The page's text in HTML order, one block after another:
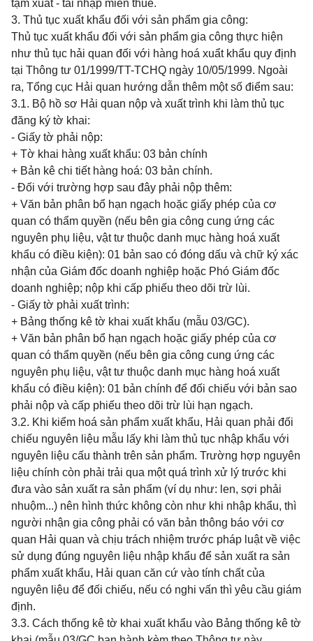
tạm xuất - tái nhập miễn thuế.
3. Thủ tục xuất khẩu đối với sản phẩm gia công:
Thủ tục xuất khẩu đối với sản phẩm gia công thực hiện
như thủ tục hải quan đối với hàng hoá xuẩt khẩu quy định
tại Thông tư 01/1999/TT-TCHQ ngày 10/05/1999. Ngoài
ra, Tổng cục Hải quan hướng dẫn thêm một số điểm sau:
3.1. Bộ hồ sơ Hải quan nộp và xuất trình khi làm thủ tục
đăng ký tờ khai:
- Giấy tờ phải nộp:
+ Tờ khai hàng xuất khẩu: 03 bản chính
+ Bản kê chi tiết hàng hoá: 03 bản chính.
- Đối với trường hợp sau đây phải nộp thêm:
+ Văn bản phân bổ hạn ngạch hoặc giấy phép của cơ
quan có thẩm quyền (nếu bên gia công cung ứng các
nguyên phụ liệu, vật tư thuộc danh mục hàng hoá xuất
khẩu có điều kiện): 01 bản sao có đóng dấu và chữ ký xác
nhận của Giám đốc doanh nghiệp hoặc Phó Giám đốc
doanh nghiệp; nộp khi cấp phiếu theo dõi trừ lùi.
- Giấy tờ phải xuất trình:
+ Bảng thống kê tờ khai xuất khẩu (mẫu 03/GC).
+ Văn bản phân bổ hạn ngạch hoặc giấy phép của cơ
quan có thẩm quyền (nếu bên gia công cung ứng các
nguyên phụ liệu, vật tư thuộc danh mục hàng hoá xuất
khẩu có điều kiện): 01 bản chính để đối chiếu với bản sao
phải nộp và cấp phiếu theo dõi trừ lùi hạn ngạch.
3.2. Khi kiểm hoá sản phẩm xuất khẩu, Hải quan phải đối
chiếu nguyên liệu mẫu lấy khi làm thủ tục nhập khẩu với
nguyên liệu cấu thành trên sản phẩm. Trường hợp nguyên
liệu chính còn phải trải qua một quá trình xử lý trước khi
đưa vào sản xuất ra sản phẩm (ví dụ như: len, sợi phải
nhuộm...) nên hình thức không còn như khi nhập khẩu, thì
người nhận gia công phải có văn bản thông báo với cơ
quan Hải quan và chịu trách nhiệm trước pháp luật về việc
sử dụng đúng nguyên liệu nhập khẩu để sản xuất ra sản
phẩm xuất khẩu, Hải quan căn cứ vào tính chất của
nguyên liệu để đối chiếu, nếu có nghi vấn thì yêu cầu giám
định.
3.3. Cách thống kê tờ khai xuất khẩu vào Bảng thống kê tờ